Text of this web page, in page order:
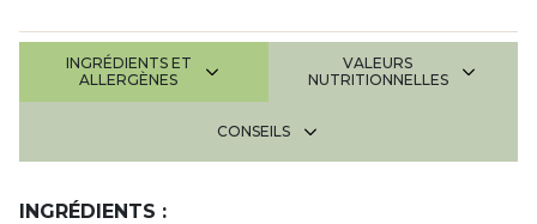
INGRÉDIENTS ET
ALLERGÈNES
VALEURS
NUTRITIONNELLES
CONSEILS
INGRÉDIENTS :